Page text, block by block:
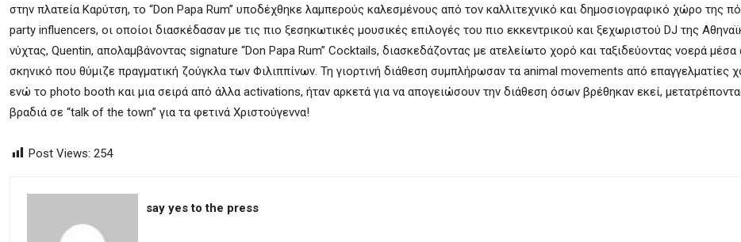
στην πλατεία Καρύτση, το “Don Papa Rum” υποδέχθηκε λαμπερούς καλεσμένους από τον καλλιτεχνικό και δημοσιογραφικό χώρο της
party influencers, οι οποίοι διασκέδασαν με τις πιο ξεσηκωτικές μουσικές επιλογές του πιο εκκεντρικού και ξεχωριστού DJ της
νύχτας, Quentin, απολαμβάνοντας signature “Don Papa Rum” Cocktails, διασκεδάζοντας με ατελείωτο χορό και ταξιδεύοντας νοερά μέσα
σκηνικό που θύμιζε πραγματική ζούγκλα των Φιλιππίνων. Τη γιορτινή διάθεση συμπλήρωσαν τα animal movements από επαγγελματίες
ενώ το photo booth και μια σειρά από άλλα activations, ήταν αρκετά για να απογειώσουν την διάθεση όσων βρέθηκαν εκεί,
βραδιά σε “talk of the town” για τα φετινά Χριστούγεννα!
Post Views: 254
say yes to the press